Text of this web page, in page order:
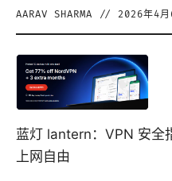
AARAV SHARMA // 2026年4月
蓝灯 lantern：VPN 安全
上网自由